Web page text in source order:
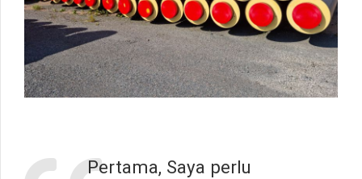
Pertama, Saya perlu